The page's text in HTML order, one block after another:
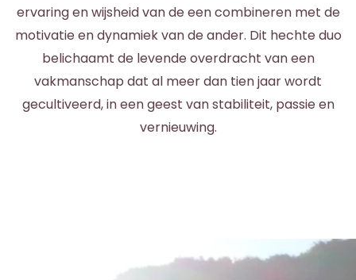
ervaring en wijsheid van de een combineren met de
motivatie en dynamiek van de ander. Dit hechte duo
belichaamt de levende overdracht van een
vakmanschap dat al meer dan tien jaar wordt
gecultiveerd, in een geest van stabiliteit, passie en
vernieuwing.